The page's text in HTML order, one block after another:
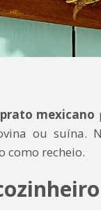
mexicano
ou suína.
como recheio.